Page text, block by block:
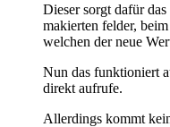
Dieser sorgt dafür
makierten felder,
welchen der neue
Nun das funktioniert
direkt aufrufe.
Allerdings kommt